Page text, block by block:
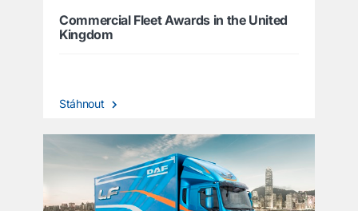
Commercial Fleet Awards in the United
Kingdom
Stáhnout